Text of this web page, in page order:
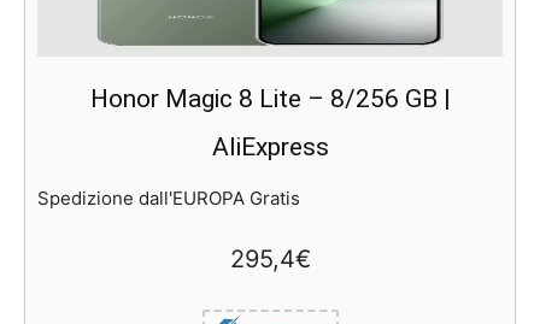
Honor Magic 8 Lite – 8/256 GB |
AliExpress
Spedizione dall'EUROPA Gratis
295,4€